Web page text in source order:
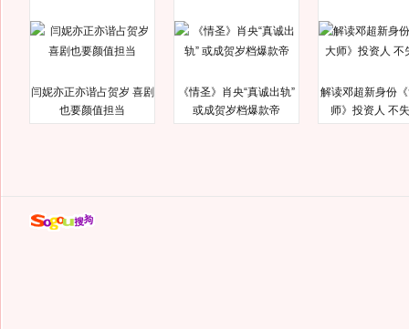
闫妮亦正亦谐占贺岁 喜剧
也要颜值担当
《情圣》肖央“真诚出轨”
或成贺岁档爆款帝
解读邓超新身份
师》投资人 不